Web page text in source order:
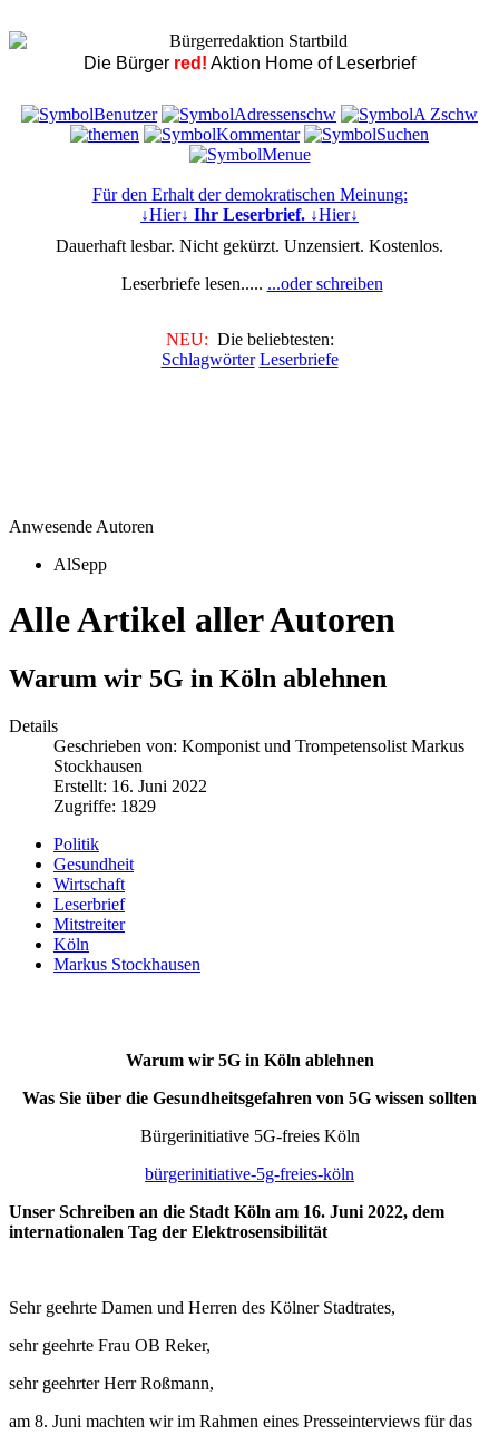
Die Bürger red! Aktion Home of Leserbrief
Für den Erhalt der demokratischen Meinung:
↓Hier↓ Ihr Leserbrief. ↓Hier↓
Dauerhaft lesbar. Nicht gekürzt. Unzensiert. Kostenlos.
Leserbriefe lesen..... ...oder schreiben
NEU: Die beliebtesten:
Schlagwörter Leserbriefe
Anwesende Autoren
AlSepp
Alle Artikel aller Autoren
Warum wir 5G in Köln ablehnen
Details
Geschrieben von: Komponist und Trompetensolist Markus
Stockhausen
Erstellt: 16. Juni 2022
Zugriffe: 1829
Politik
Gesundheit
Wirtschaft
Leserbrief
Mitstreiter
Köln
Markus Stockhausen
Warum wir 5G in Köln ablehnen
Was Sie über die Gesundheitsgefahren von 5G wissen sollten
Bürgerinitiative 5G-freies Köln
bürgerinitiative-5g-freies-köln
Unser Schreiben an die Stadt Köln am 16. Juni 2022, dem
internationalen Tag der Elektrosensibilität
Sehr geehrte Damen und Herren des Kölner Stadtrates,
sehr geehrte Frau OB Reker,
sehr geehrter Herr Roßmann,
am 8. Juni machten wir im Rahmen eines Presseinterviews für das